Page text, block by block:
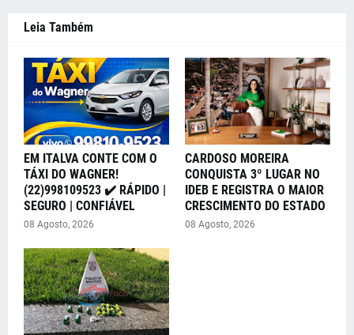
Leia Também
EM ITALVA CONTE COM O
TÁXI DO WAGNER!
(22)998109523 ✔️ RÁPIDO |
SEGURO | CONFIÁVEL
08 Agosto, 2026
CARDOSO MOREIRA
CONQUISTA 3º LUGAR NO
IDEB E REGISTRA O MAIOR
CRESCIMENTO DO ESTADO
08 Agosto, 2026